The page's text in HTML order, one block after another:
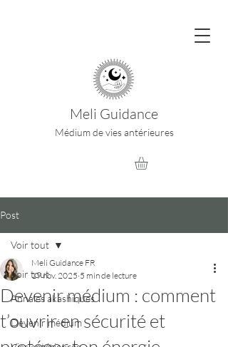
Meli Guidance
Médium de vies antérieures
Post
Voir tout
Annales akashiques
Devenir médium
Voir tout
Devenir médium : comment
t’ouvrir en sécurité et
Meli Guidance FR
19 nov. 2025 5 min de lecture